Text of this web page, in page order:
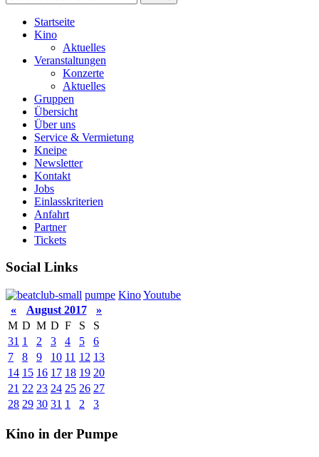
Startseite
Kino
Aktuelles
Veranstaltungen
Konzerte
Aktuelles
Gruppen
Übersicht
Über uns
Service & Vermietung
Kneipe
Newsletter
Kontakt
Jobs
Einlasskriterien
Anfahrt
Partner
Tickets
Social Links
pumpe KinoYoutube
«
August 2017
»
M D M D F S
S
31 1 2 3 4 5
6
7
8 9 10 11 12 13
14 15 16 17 18 19 20
21 22 23 24 25 26 27
28 29 30 31 1 2 3
Kino in der Pumpe